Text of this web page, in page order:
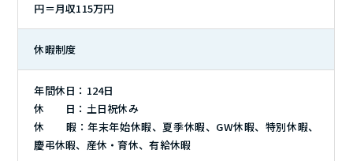
円＝月収115万円
休暇制度
年間休日：124日
休 日：土日祝休み
休 暇：年末年始休暇、夏季休暇、GW休暇、特別休暇、
慶弔休暇、産休・育休、有給休暇